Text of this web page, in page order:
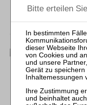
RWS-
Brosch.
RWS